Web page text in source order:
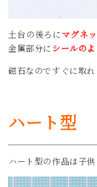
土台の後ろにマグネ
金属部分にシールの
磁石なのですぐに取れ
ハート型
ハート型の作品は子